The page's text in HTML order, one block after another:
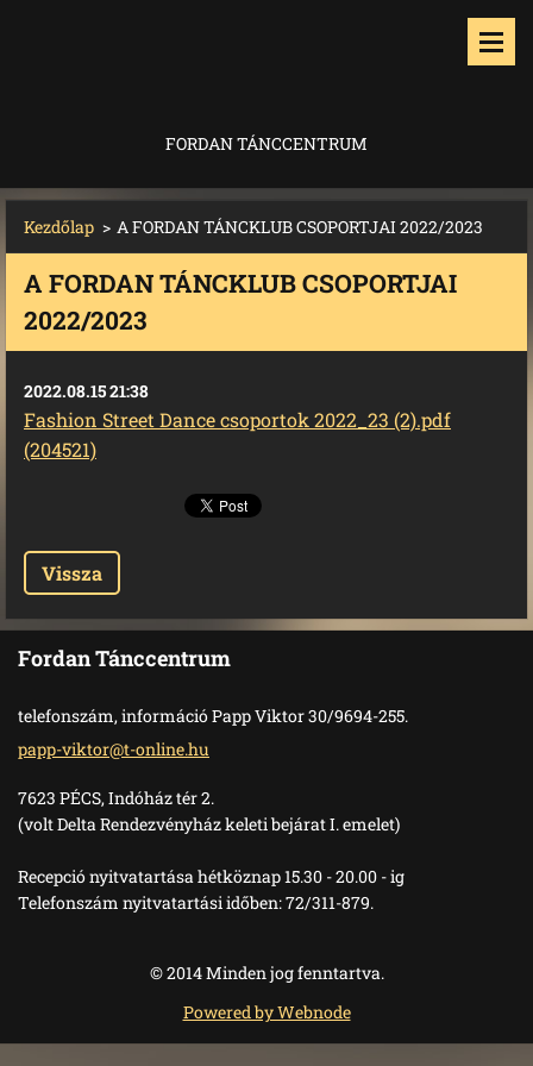
FORDAN TÁNCCENTRUM
Kezdőlap > A FORDAN TÁNCKLUB CSOPORTJAI 2022/2023
A FORDAN TÁNCKLUB CSOPORTJAI
2022/2023
2022.08.15 21:38
Fashion Street Dance csoportok 2022_23 (2).pdf
(204521)
Vissza
Fordan Tánccentrum
telefonszám, információ Papp Viktor 30/9694-255.
papp-viktor@t-online.hu
7623 PÉCS, Indóház tér 2.
(volt Delta Rendezvényház keleti bejárat I. emelet)
Recepció nyitvatartása hétköznap 15.30 - 20.00 - ig
Telefonszám nyitvatartási időben: 72/311-879.
© 2014 Minden jog fenntartva.
Powered by Webnode